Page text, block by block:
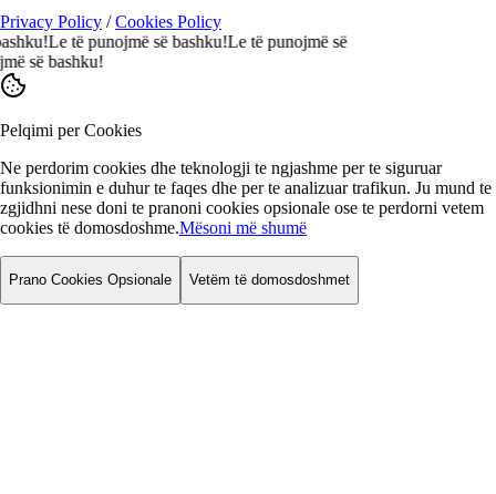
Privacy Policy /Cookies Policy
Le të punojmë së bashku!Le të punojmë së
bashku!
Pelqimi per Cookies
Ne perdorim cookies dhe teknologji te ngjashme per te siguruar
funksionimin e duhur te faqes dhe per te analizuar trafikun. Ju mund te
zgjidhni nese doni te pranoni cookies opsionale ose te perdorni vetem
cookies të domosdoshme.Mësoni më shumë
Prano Cookies Opsionale Vetëm të domosdoshmet